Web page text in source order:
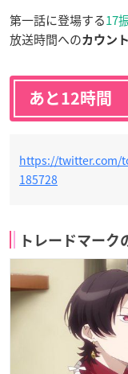
第一話に登場する17
放送時間へのカウン
あと12時間
https://twitter.com/
185728
トレードマーク